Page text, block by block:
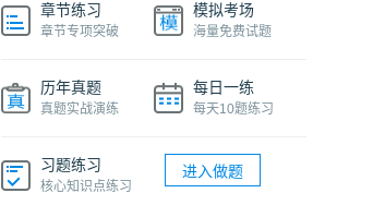
章节练习
章节专项突破
模拟考场
海量免费试题
历年真题
真题实战演练
每日一练
每天10题练习
习题练习
核心知识点练习
进入做题